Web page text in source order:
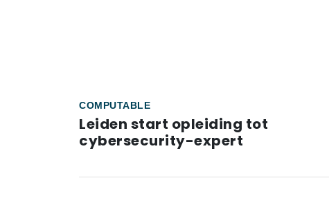
COMPUTABLE
Leiden start opleiding tot
cybersecurity-expert